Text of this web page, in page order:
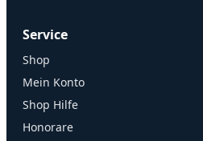
Service
Shop
Mein Konto
Shop Hilfe
Honorare